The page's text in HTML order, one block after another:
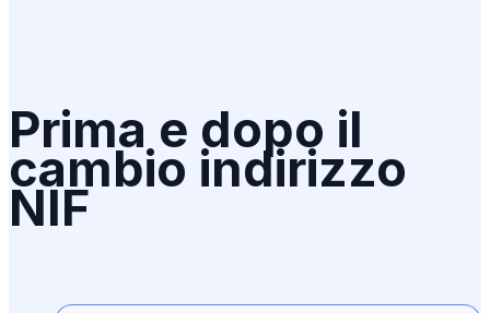
Prima e dopo il
cambio indirizzo
NIF